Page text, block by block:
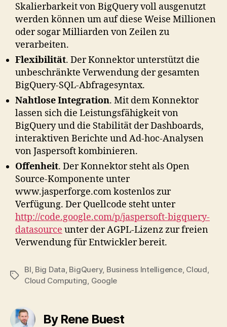
Skalierbarkeit von BigQuery voll ausgenutzt
werden können um auf diese Weise Millionen
oder sogar Milliarden von Zeilen zu
verarbeiten.
Flexibilität. Der Konnektor unterstützt die
unbeschränkte Verwendung der gesamten
BigQuery-SQL-Abfragesyntax.
Nahtlose Integration. Mit dem Konnektor
lassen sich die Leistungsfähigkeit von
BigQuery und die Stabilität der Dashboards,
interaktiven Berichte und Ad-hoc-Analysen
von Jaspersoft kombinieren.
Offenheit. Der Konnektor steht als Open
Source-Komponente unter
www.jasperforge.com kostenlos zur
Verfügung. Der Quellcode steht unter
http://code.google.com/p/jaspersoft-bigquery-
datasource unter der AGPL-Lizenz zur freien
Verwendung für Entwickler bereit.
Tags
BI Big Data BigQuery, Business Intelligence, Cloud
Cloud Computing Google
By Rene Buest